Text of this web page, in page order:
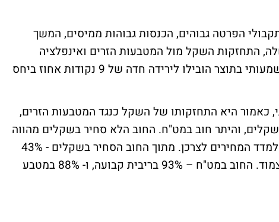
הפרטה גבוהים, הכנסות גבוהות ממיסים, המשך
התחזקות השקל מול המטבעות הזרים ואינפלציה
אפסית. הקיטון ביתרת החוב לצד הגידול המשמעותי בתוצר הובילו לירידה חדה של 9 נקודות אחוז ביחס
כאמור היא התחזקותו של השקל כנגד המטבעות הזרים,
נקוב בשקלים, והיתר חוב במט"ח. החוב הלא סחיר בשקלים מהווה
36% מכלל החוב בשקלים, ורובו ככולו צמוד למדד המחירים לצרכן. מתוך החוב הסחיר בשקלים - 43%
צמוד למדד, 19% ריבית משתנה, ו- 38% לא צמוד. החוב במט"ח – 93% בריבית קבועה, ו- 88% במטבע